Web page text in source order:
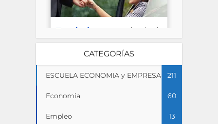
CATEGORÍAS
ESCUELA ECONOMIA y EMPRESA 211
Economia 60
Empleo 13